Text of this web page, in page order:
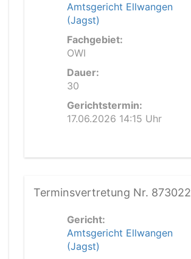
Amtsgericht Ellwangen
(Jagst)
Fachgebiet:
OWI
Dauer:
30
Gerichtstermin:
17.06.2026 14:15 Uhr
Terminsvertretung Nr. 873022
Gericht:
Amtsgericht Ellwangen
(Jagst)